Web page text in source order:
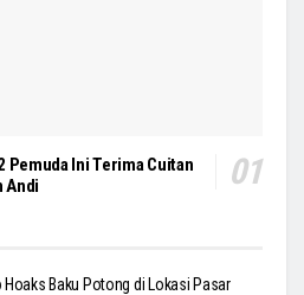
Pemuda Ini Terima Cuitan
Andi
Baku Potong di Lokasi Pasar